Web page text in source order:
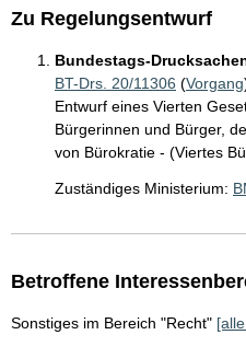
Zu Regelungsentwurf
Bundestags-
BT-Drs. 20/11306 (Vorgang
Entwurf eines Vierten
Bürgerinnen und Bürger,
von Bürokratie - (Viertes
Zuständiges Ministerium:
Betroffene
Sonstiges im Bereich "Recht"